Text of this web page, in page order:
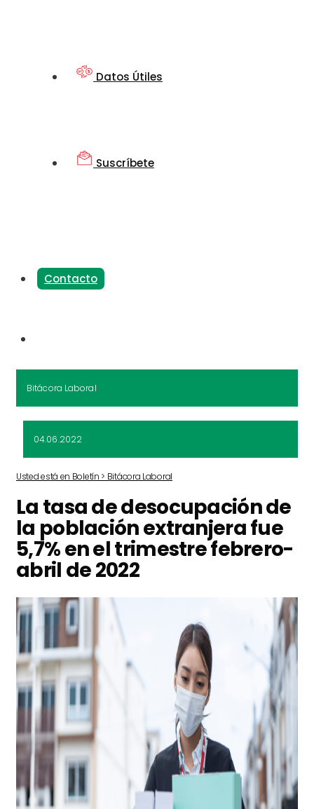
Datos Útiles
Suscríbete
Contacto
Bitácora Laboral
04.06.2022
Usted está en Boletín > Bitácora Laboral
La tasa de desocupación de
la población extranjera fue
5,7% en el trimestre febrero-
abril de 2022